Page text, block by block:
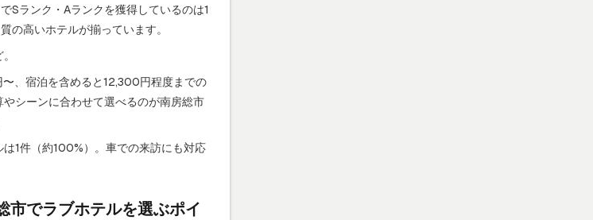
Sランク・Aランクを獲得しているのは1
の高いホテルが揃っています。
、宿泊を含めると12,300円程度までの
シーンに合わせて選べるのが南房総市
1件（約100%）。車での来訪にも対応
市でラブホテルを選ぶポイ